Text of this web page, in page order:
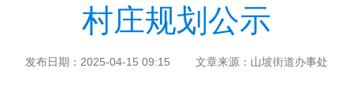
村庄规划公示
发布日期：2025-04-15 09:15 文章来源：山坡街道办事处